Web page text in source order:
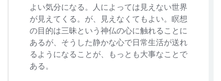
よい気分になる。人によっては見えない世界
が見えてくる。が、見えなくてもよい。瞑想
の目的は三昧という神仏の心に触れることに
あるが、そうした静かな心で日常生活が送れ
るようになることが、もっとも大事なことで
ある。